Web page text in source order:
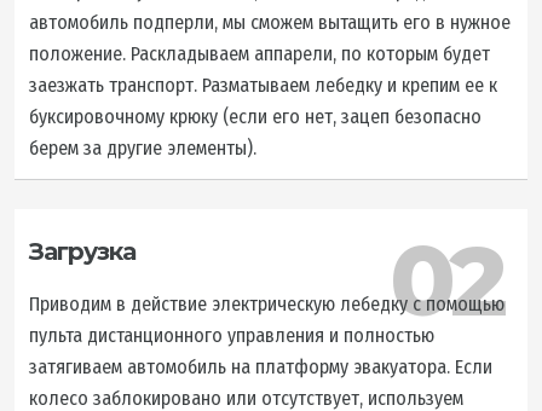
автомобиль подперли, мы сможем вытащить его в нужное
положение. Раскладываем аппарели, по которым будет
заезжать транспорт. Разматываем лебедку и крепим ее к
буксировочному крюку (если его нет, зацеп безопасно
берем за другие элементы).
02
Загрузка
Приводим в действие электрическую лебедку с помощью
пульта дистанционного управления и полностью
затягиваем автомобиль на платформу эвакуатора. Если
колесо заблокировано или отсутствует, используем